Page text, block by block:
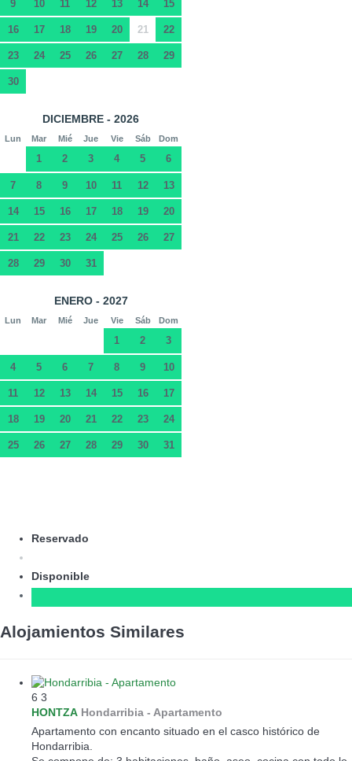
9 10 11 12 13 14 15
16 17 18 19 20 21 22
23 24 25 26 27 28 29
30
DICIEMBRE - 2026
Lun Mar Mié Jue Vie Sáb Dom
1 2 3 4 5 6
7 8 9 10 11 12 13
14 15 16 17 18 19 20
21 22 23 24 25 26 27
28 29 30 31
ENERO - 2027
Lun Mar Mié Jue Vie Sáb Dom
1 2 3
4 5 6 7 8 9 10
11 12 13 14 15 16 17
18 19 20 21 22 23 24
25 26 27 28 29 30 31
Reservado
Disponible
Alojamientos Similares
6 3
HONTZA Hondarribia - Apartamento
Apartamento con encanto situado en el casco histórico de
Hondarribia.